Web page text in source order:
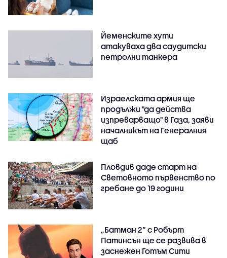
Йеменските хути
атакуваха два саудитски
петролни танкера
Израелската армия ще
продължи "да действа
изпреварващо" в Газа, заяви
началникът на Генералния
щаб
Пловдив даде старт на
Световното първенство по
гребане до 19 години
„Батман 2“ с Робърт
Патинсън ще се развива в
заснежен Готъм Сити